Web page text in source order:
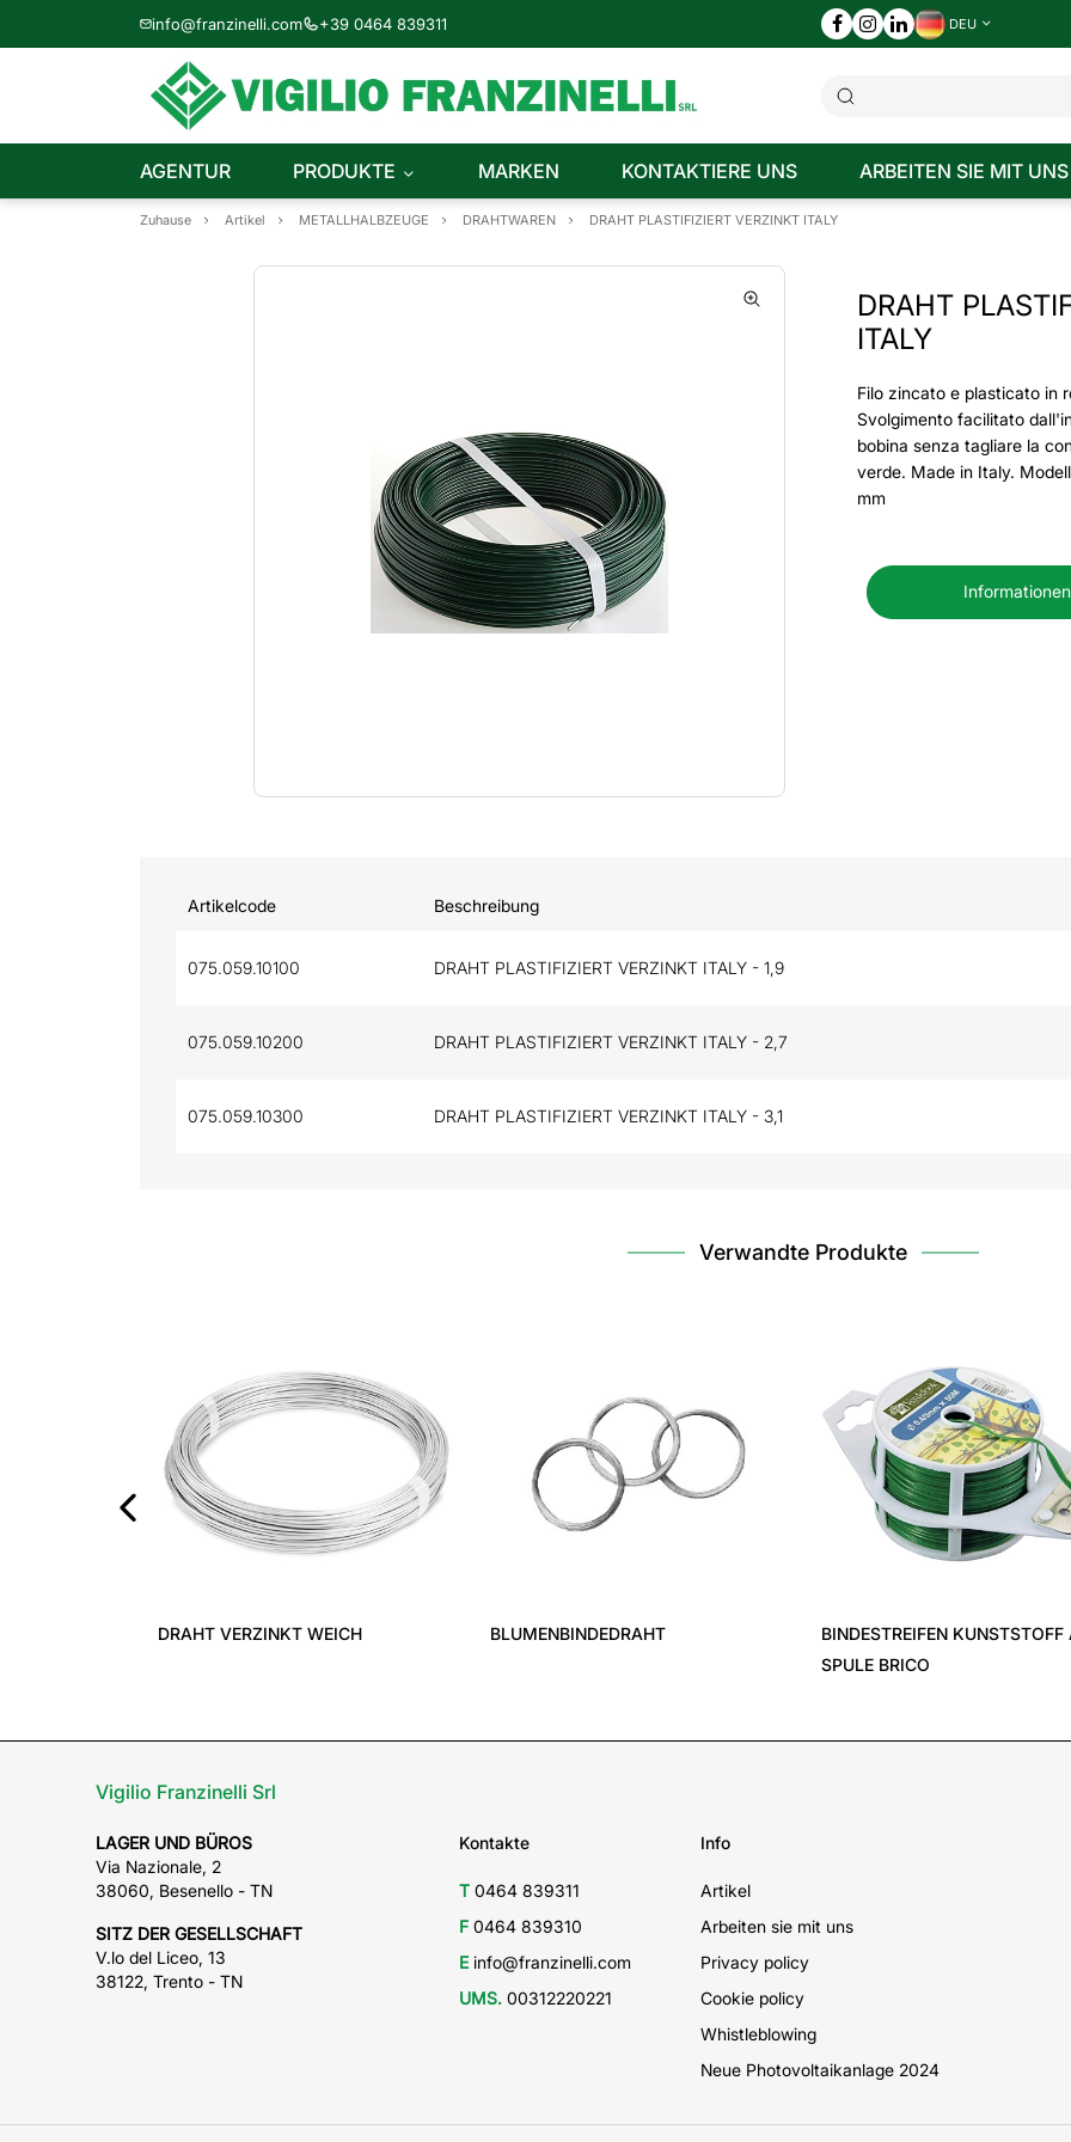
info@franzinelli.com +39 0464 839311 DEU
AGENTUR PRODUKTE MARKEN KONTAKTIERE UNS ARBEITEN SIE MIT UNS
Zuhause Artikel METALLHALBZEUGE DRAHTWAREN DRAHT PLASTIFIZIERT VERZINKT ITALY
DRAHT
ITALY
Filo zincato e plasticato in
Svolgimento facilitato
bobina senza tagliare la
verde. Made in Italy.
mm
Artikelcode Beschreibung
075.059.10100 DRAHT PLASTIFIZIERT VERZINKT ITALY - 1,9
075.059.10200 DRAHT PLASTIFIZIERT VERZINKT ITALY - 2,7
075.059.10300 DRAHT PLASTIFIZIERT VERZINKT ITALY - 3,1
Verwandte Produkte
DRAHT VERZINKT WEICH BLUMENBINDEDRAHT
BINDESTREIFEN KUNSTSTOFF
SPULE BRICO
Vigilio Franzinelli Srl
LAGER UND BÜROS
Via Nazionale, 2
38060, Besenello - TN
SITZ DER GESELLSCHAFT
V.lo del Liceo, 13
38122, Trento - TN
Kontakte
T0464 839311
F0464 839310
Einfo@franzinelli.com
UMS.00312220221
Info
Artikel
Arbeiten sie mit uns
Privacy policy
Cookie policy
Whistleblowing
Neue Photovoltaikanlage 2024